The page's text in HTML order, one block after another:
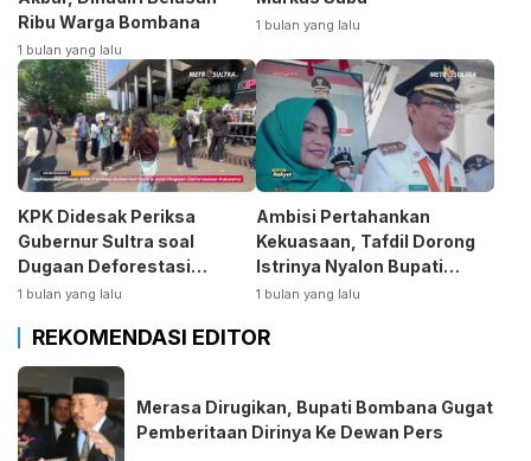
Ribu Warga Bombana
1 bulan yang lalu
1 bulan yang lalu
KPK Didesak Periksa
Gubernur Sultra soal
Dugaan Deforestasi
Kabaen
1 bulan yang lalu
Ambisi Pertahankan
Kekuasaan, Tafdil Dorong
Istrinya Nyalon Bupati
Bombana
1 bulan yang lalu
REKOMENDASI EDITOR
Merasa Dirugikan, Bupati Bombana Gugat
Pemberitaan Dirinya Ke Dewan Pers